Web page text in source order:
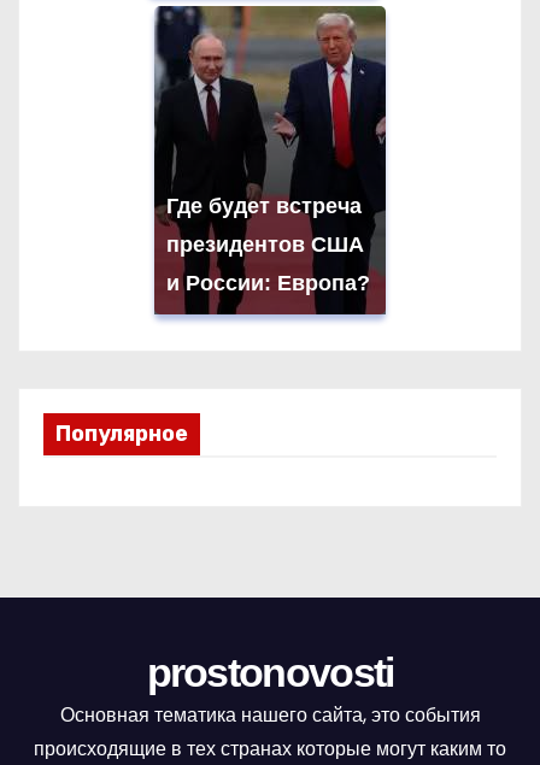
Где будет встреча
президентов США
и России: Европа?
Популярное
prostonovosti
Основная тематика нашего сайта, это события
происходящие в тех странах которые могут каким то